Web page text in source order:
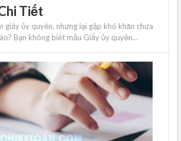
Tiết
giấy ủy quyền, nhưng lại gặp khó khăn chưa
Bạn không biết mẫu Giấy ủy quyền...